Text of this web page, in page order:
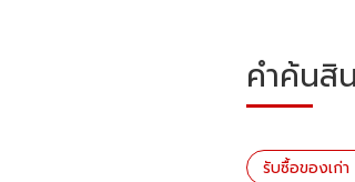
คำค้นสิ
รับซื้อของเก่